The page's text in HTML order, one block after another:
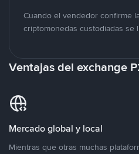
Cuando el vendedor confirme
criptomonedas custodiadas se
Ventajas del exchange
Mercado global y local
Mientras que otras muchas